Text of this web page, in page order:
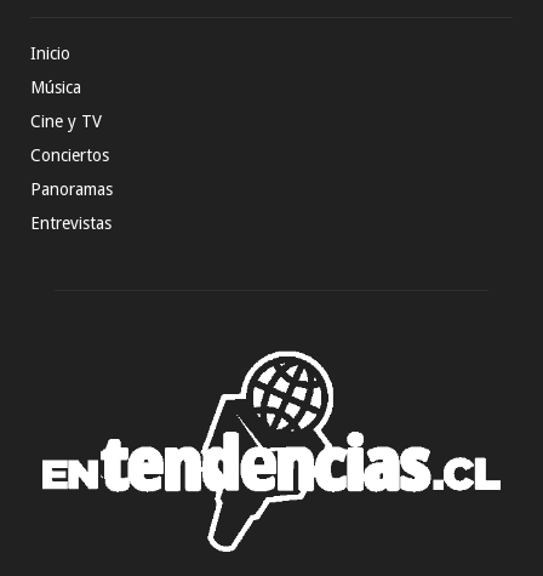
Inicio
Música
Cine y TV
Conciertos
Panoramas
Entrevistas